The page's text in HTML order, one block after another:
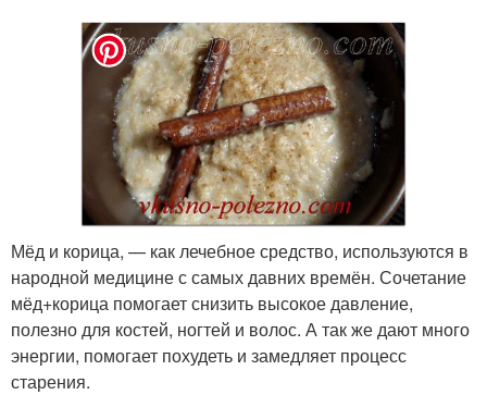
Мёд и корица, — как лечебное средство, используются в
народной медицине с самых давних времён. Сочетание
мёд+корица помогает снизить высокое давление,
полезно для костей, ногтей и волос. А так же дают много
энергии, помогает похудеть и замедляет процесс
старения.